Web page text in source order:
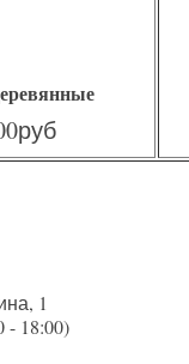
1
18:00)